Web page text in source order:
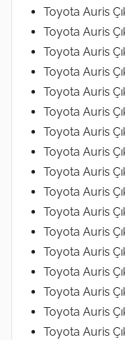
Toyota Auris
Toyota Auris
Toyota Auris
Toyota Auris
Toyota Auris
Toyota Auris
Toyota Auris
Toyota Auris
Toyota Auris
Toyota Auris
Toyota Auris
Toyota Auris
Toyota Auris
Toyota Auris
Toyota Auris
Toyota Auris
Toyota Auris